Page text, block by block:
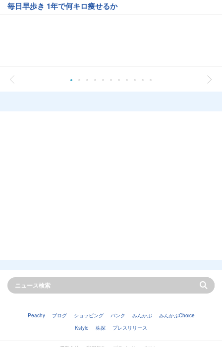
毎日早歩き 1年で何キロ痩せるか
Peachy ブログ ショッピング バンク みんかぶ
みんかぶChoice
Kstyle
株探 プレスリリース